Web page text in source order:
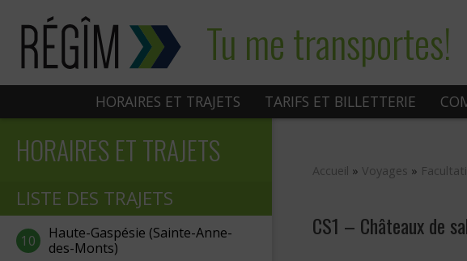
contenu
Tu me transportes!
HORAIRES ET TRAJETS TARIFS ET BILLETTERIE
HORAIRES ET TRAJETS
LISTE DES TRAJETS
10
Haute-Gaspésie (Sainte-Anne-
des-Monts)
Accueil » Voyages »
CS1 – Châteaux de